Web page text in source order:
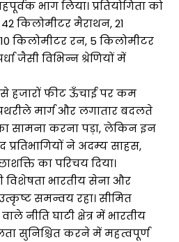
भाग लिया। प्रतियोगिता को
किलोमीटर मैराथन, 21
किलोमीटर रन, 5 किलोमीटर
जैसी विभिन्न श्रेणियों में
से हजारों फीट ऊँचाई पर कम
मार्ग और लगातार बदलते
सामना करना पड़ा, लेकिन इन
ने अदम्य साहस,
का परिचय दिया।
भारतीय सेना और
समन्वय रहा। सीमित
नीति घाटी क्षेत्र में भारतीय
सुनिश्चित करने में महत्वपूर्ण